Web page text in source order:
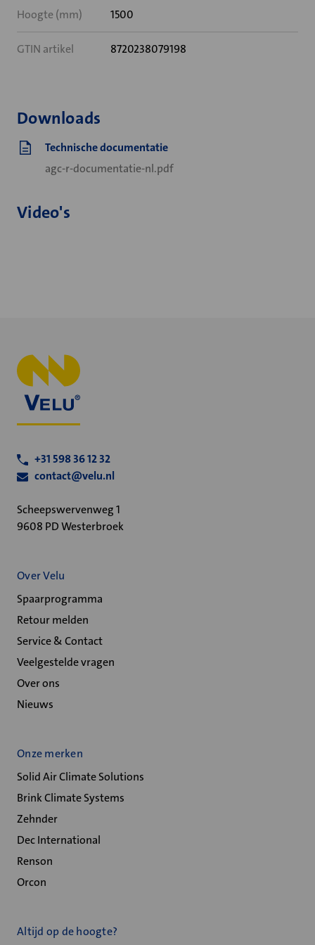
Hoogte (mm) 1500
GTIN artikel 8720238079198
Downloads
Technische documentatie
agc-r-documentatie-nl.pdf
Video's
+31 598 36 12 32
contact@velu.nl
Scheepswervenweg 1
9608 PD Westerbroek
Over Velu
Spaarprogramma
Retour melden
Service & Contact
Veelgestelde vragen
Over ons
Nieuws
Onze merken
Solid Air Climate Solutions
Brink Climate Systems
Zehnder
Dec International
Renson
Orcon
Altijd op de hoogte?